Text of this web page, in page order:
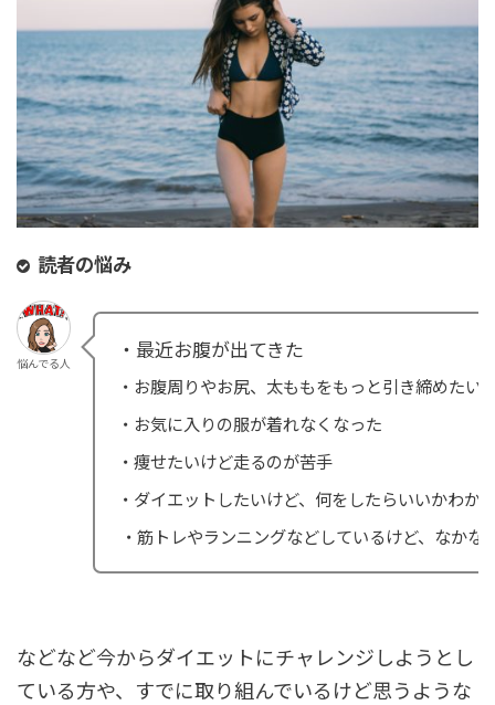
読者の悩み
悩んでる人
・筋トレやランニングなどしているけど、なかな
などなど今からダイエットにチャレンジしようとし
ている方や、すでに取り組んでいるけど思うような